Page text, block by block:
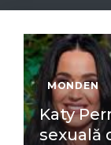
MONDEN
Katy
sexuală